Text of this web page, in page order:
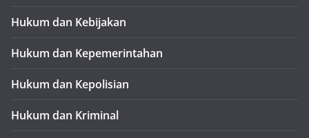
Hukum dan Kebijakan
Hukum dan Kepemerintahan
Hukum dan Kepolisian
Hukum dan Kriminal